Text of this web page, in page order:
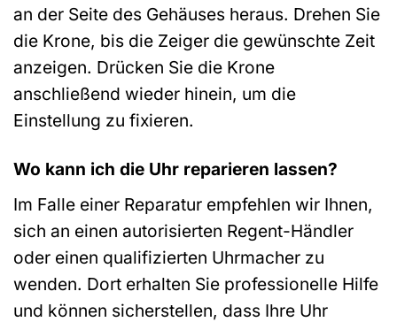
an der Seite des Gehäuses heraus. Drehen Sie
die Krone, bis die Zeiger die gewünschte Zeit
anzeigen. Drücken Sie die Krone
anschließend wieder hinein, um die
Einstellung zu fixieren.
Wo kann ich die Uhr reparieren lassen?
Im Falle einer Reparatur empfehlen wir Ihnen,
sich an einen autorisierten Regent-Händler
oder einen qualifizierten Uhrmacher zu
wenden. Dort erhalten Sie professionelle Hilfe
und können sicherstellen, dass Ihre Uhr